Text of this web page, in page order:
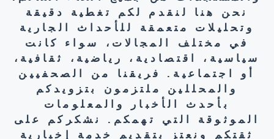
نحن هنا لنقدم لكم تغطية دقيقة
وتحليلات متعمقة للأحداث الجارية
في مختلف المجالات، سواء كانت
سياسية، اقتصادية، رياضية، ثقافية،
أو اجتماعية. فريقنا من الصحفيين
والمحللين ملتزمون بتزويدكم
بأحدث الأخبار والمعلومات
الموثوقة التي تهمكم. نشكركم على
ثقتكم ونعتز بتقديم خدمة إخبارية